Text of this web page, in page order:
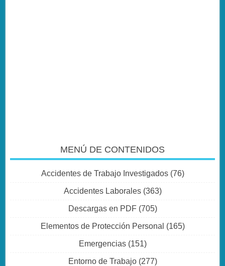
MENÚ DE CONTENIDOS
Accidentes de Trabajo Investigados(76)
Accidentes Laborales(363)
Descargas en PDF(705)
Elementos de Protección Personal (165)
Emergencias(151)
Entorno de Trabajo(277)